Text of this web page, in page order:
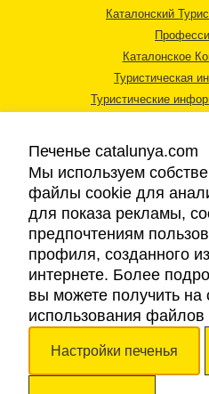
Каталонский
Каталонское
Туристическая
Туристические
Правовая
Авторские права © 2026.
Печенье catalunya.com
Мы используем
файлы cookie для
для показа рекламы,
предпочтениям
профиля, созданного
интернете. Более
вы можете получить на
использования файлов
Настройки печенья